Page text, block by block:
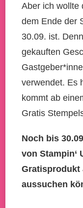
Aber ich wollte
dem Ende der
30.09. ist.
gekauften
verwendet. Es
kommt ab
Gratis
Noch bis
von Stampin‘
Gratisprodukt
aussuchen